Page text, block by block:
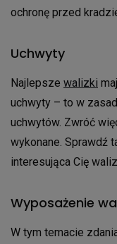
ochronę przed
Uchwyty
Najlepsze walizki
uchwyty – to w
uchwytów. Zwróć
wykonane. Sprawdź
interesująca Cię
Wyposażenie
W tym temacie